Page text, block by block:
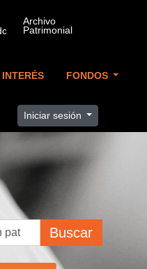
FONDOS
Iniciar sesión
Buscar